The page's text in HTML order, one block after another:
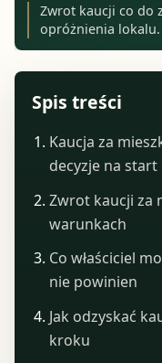
Zwrot kaucji co do
opróżnienia lokalu.
Spis treści
Kaucja za
decyzje na start
Zwrot kaucji za
warunkach
Co właściciel
nie powinien
Jak odzyskać
kroku